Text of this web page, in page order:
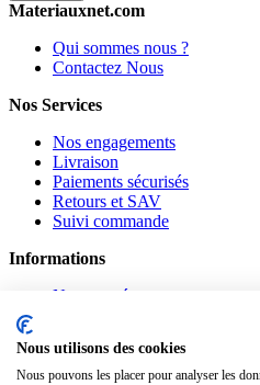
Materiauxnet.com
Qui sommes nous ?
Contactez Nous
Nos Services
Nos engagements
Livraison
Paiements sécurisés
Retours et SAV
Suivi commande
Informations
Nouveautés
Confidentialité
Mentions légales
Nous utilisons des cookies
Nous pouvons les placer pour analyser les